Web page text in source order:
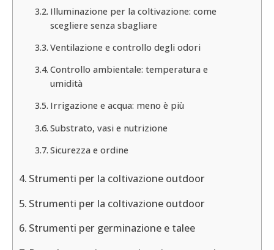
Illuminazione per la coltivazione: come
scegliere senza sbagliare
Ventilazione e controllo degli odori
Controllo ambientale: temperatura e
umidità
Irrigazione e acqua: meno è più
Substrato, vasi e nutrizione
Sicurezza e ordine
Strumenti per la coltivazione outdoor
Strumenti per la coltivazione outdoor
Strumenti per germinazione e talee